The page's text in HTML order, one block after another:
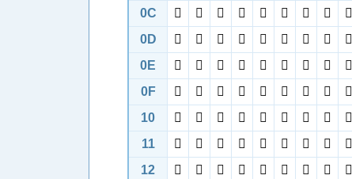
0C
        
0D
        
0E
        
0F
        
10
        
11
        
12
        